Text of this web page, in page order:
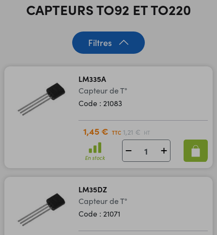
CAPTEURS TO92 ET TO220
Filtres
LM335A
Capteur de T°
Code : 21083
1,45 € TTC 1,21 € HT
En stock
LM35DZ
Capteur de T°
Code : 21071